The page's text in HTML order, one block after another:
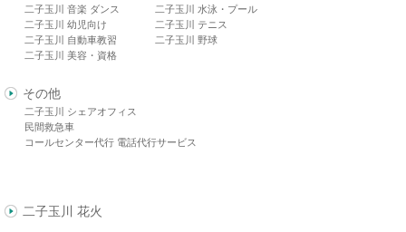
二子玉川 音楽 ダンス
二子玉川 幼児向け
二子玉川 自動車教習
二子玉川 美容・資格
二子玉川 水泳・プール
二子玉川 テニス
二子玉川 野球
その他
二子玉川 シェアオフィス
民間救急車
コールセンター代行 電話代行サービス
二子玉川 花火